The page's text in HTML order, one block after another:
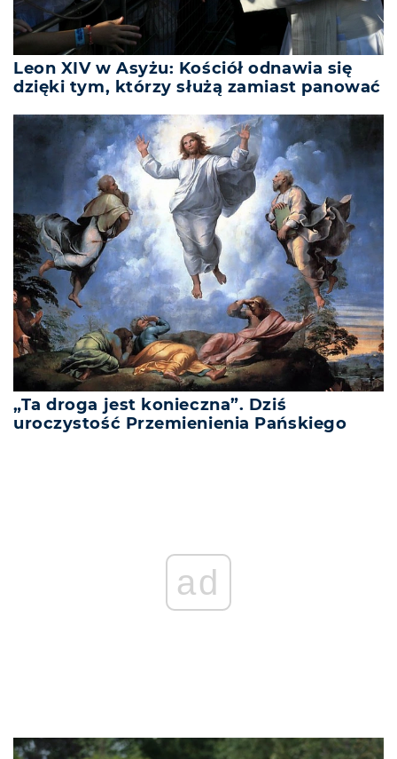
Leon XIV w Asyżu: Kościół odnawia się
dzięki tym, którzy służą zamiast panować
„Ta droga jest konieczna”. Dziś
uroczystość Przemienienia Pańskiego
ad